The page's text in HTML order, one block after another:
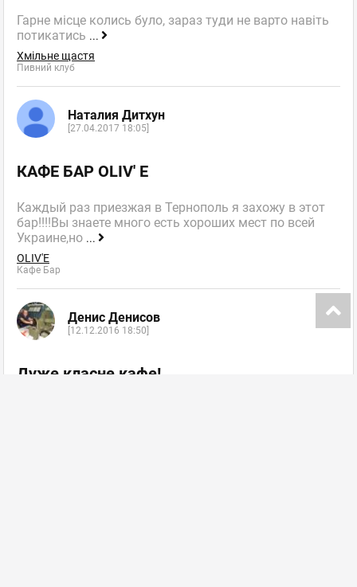
Гарне місце колись було, зараз туди не варто навіть
потикатись ...
Хмільне щастя
Пивний клуб
Наталия Дитхун
[27.04.2017 18:05]
КАФЕ БАР OLIV' E
Каждый раз приезжая в Тернополь я захожу в этот
бар!!!!Вы знаете много есть хороших мест по всей
Украине,но ...
OLIV'E
Кафе Бар
Денис Денисов
[12.12.2016 18:50]
Дуже класне кафе!